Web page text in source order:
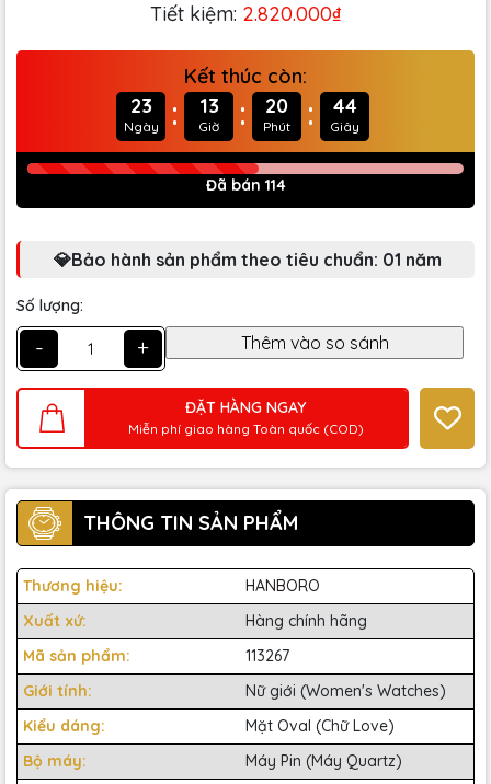
Tiết kiệm: 2.820.000₫
Kết thúc còn:
23
Ngày : 13
Giờ : 20
Phút : 42
Giây
Đã bán 114
💎Bảo hành sản phẩm theo tiêu chuẩn: 01 năm
Số lượng:
- +
ĐẶT HÀNG NGAY
Miễn phí giao hàng Toàn quốc (COD)
THÔNG TIN SẢN PHẨM
Thương hiệu:
HANBORO
Xuất xứ:
Hàng chính hãng
Mã sản phẩm:
113267
Giới tính:
Nữ giới (Women's Watches)
Kiểu dáng:
Mặt Oval (Chữ Love)
Bộ máy:
Máy Pin (Máy Quartz)